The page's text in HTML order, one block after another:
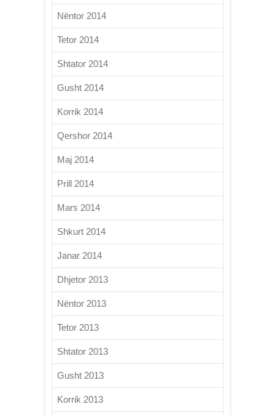
Nëntor 2014
Tetor 2014
Shtator 2014
Gusht 2014
Korrik 2014
Qershor 2014
Maj 2014
Prill 2014
Mars 2014
Shkurt 2014
Janar 2014
Dhjetor 2013
Nëntor 2013
Tetor 2013
Shtator 2013
Gusht 2013
Korrik 2013